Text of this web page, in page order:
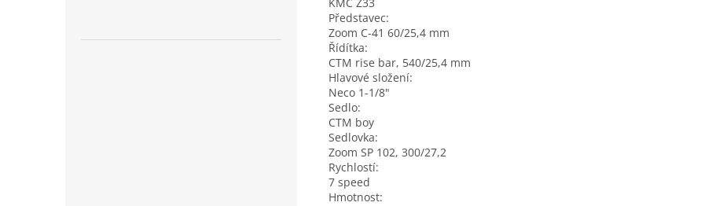
Představec:
Zoom C-41 60/25,4 mm
Řídítka:
CTM rise bar, 540/25,4 mm
Hlavové složení:
Neco 1-1/8"
Sedlo:
CTM boy
Sedlovka:
Zoom SP 102, 300/27,2
Rychlostí:
7 speed
Hmotnost: